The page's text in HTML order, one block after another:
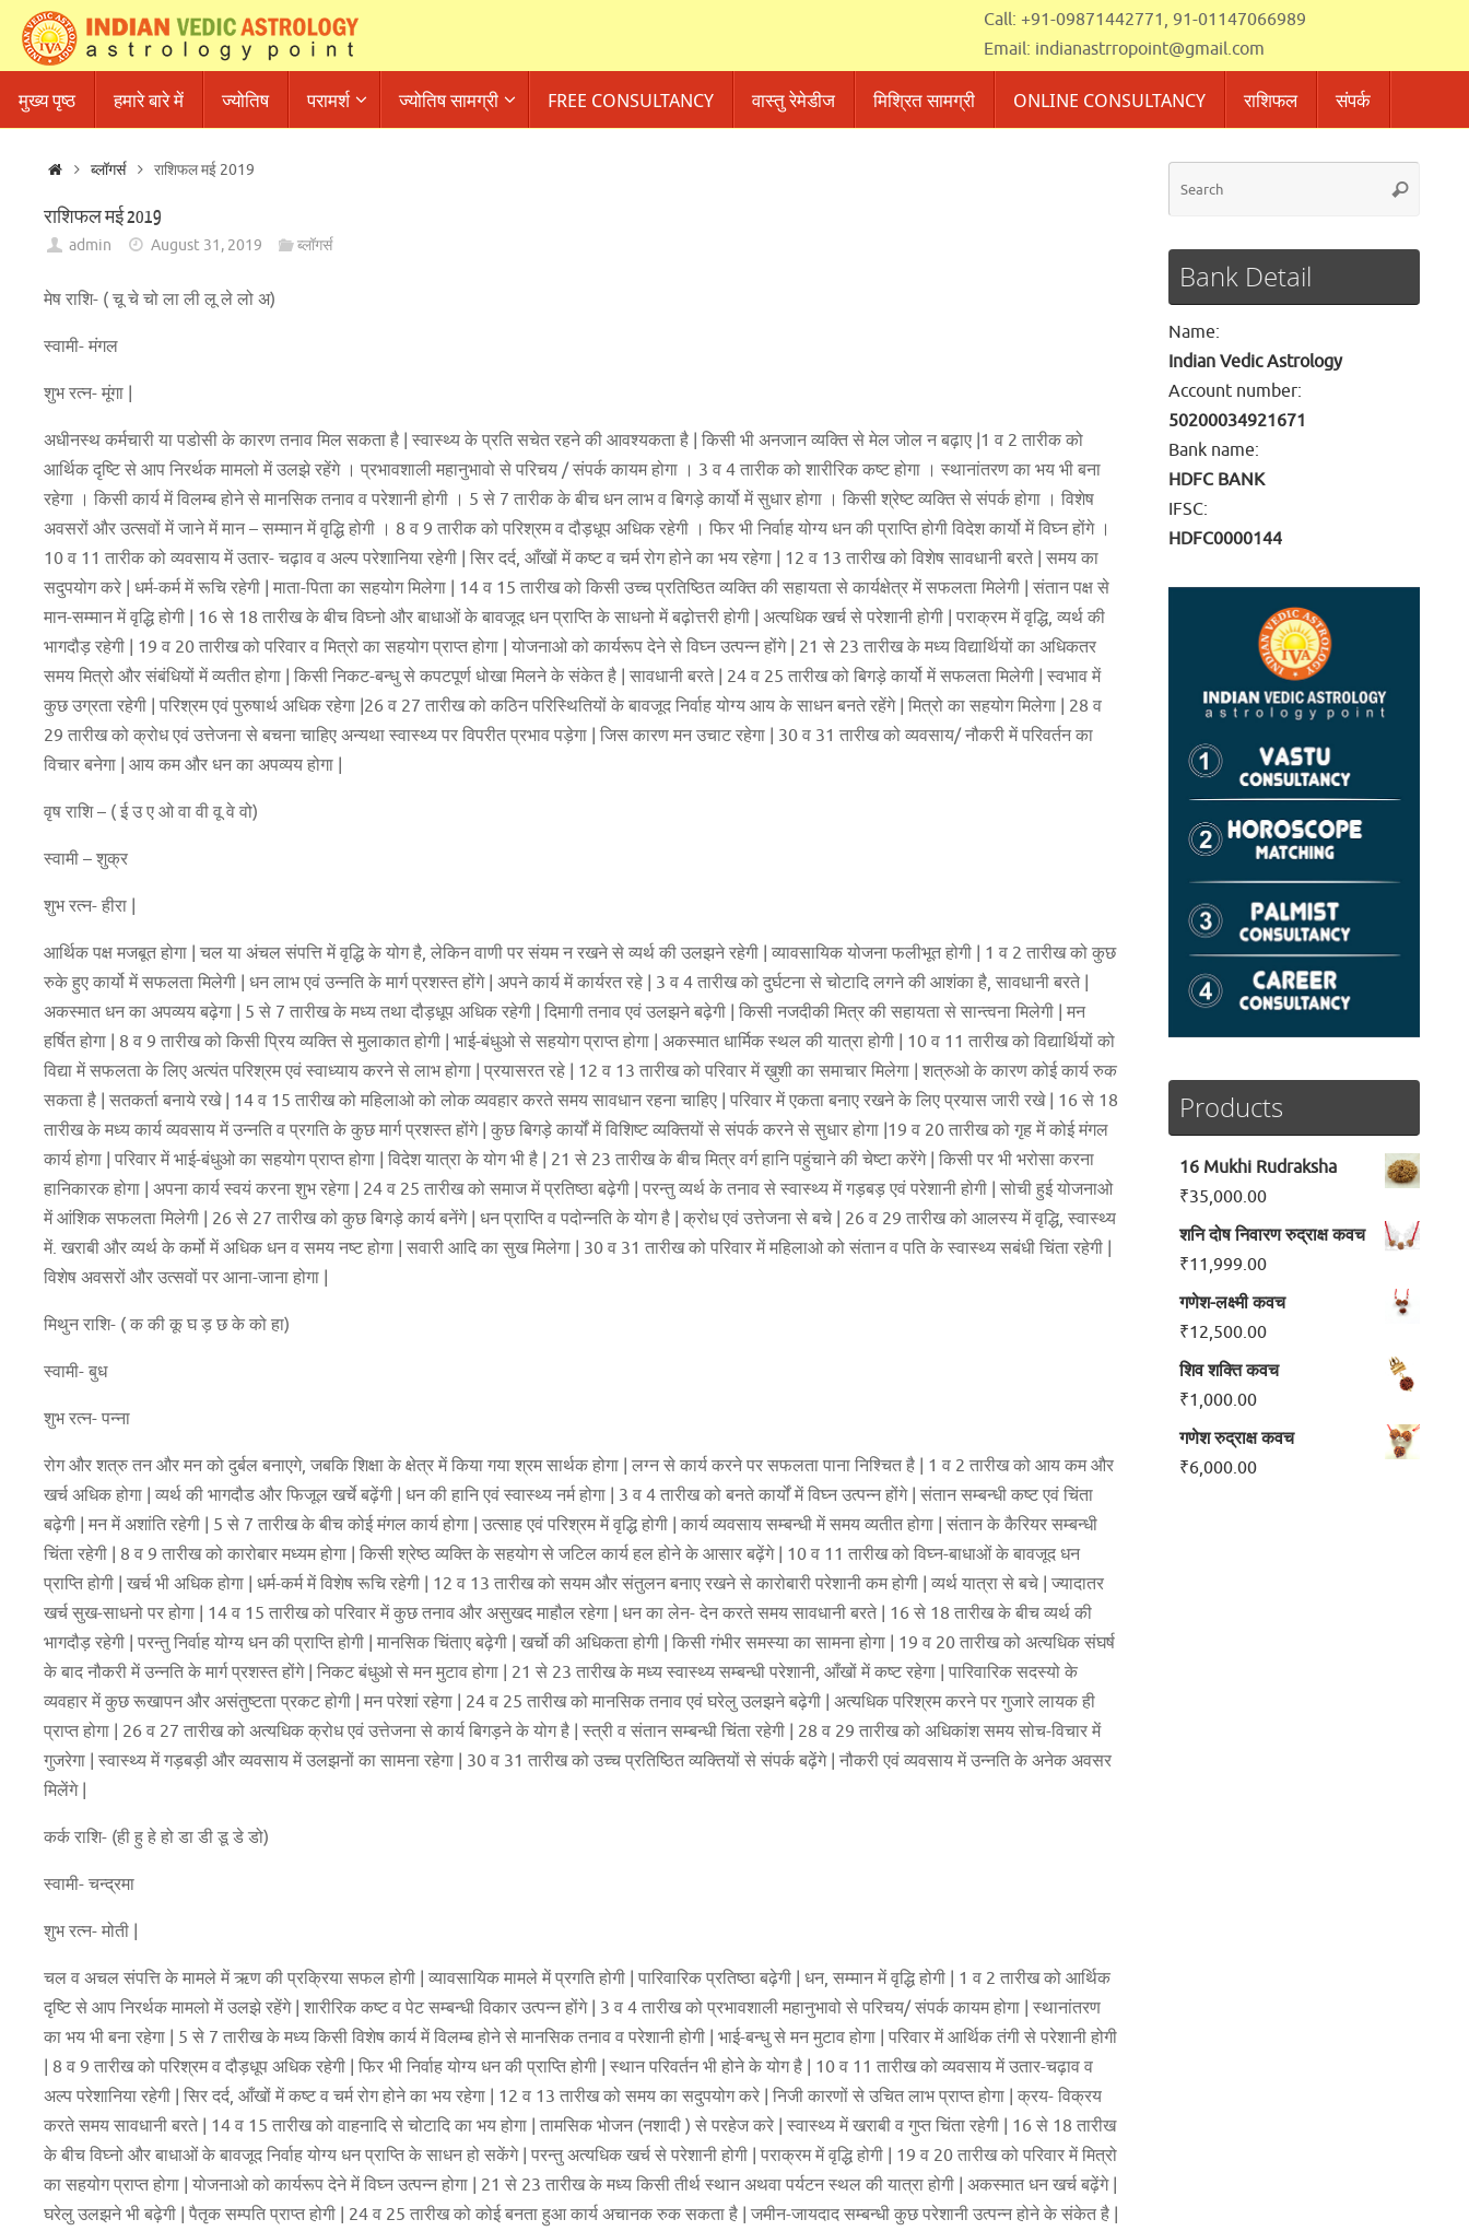
Skip
content
Call: +91-09871442771, 91-01147066989
Email: indianastrropoint@gmail.com
content
मुख्य पृष्ठ हमारे बारे में ज्योतिष परामर्श ज्योतिष सामग्री FREE CONSULTANCY वास्तु रेमेडीज मिश्रित सामग्री ONLINE CONSULTANCY राशिफल संपर्क
Homeब्लॉगर्स राशिफल मई 2019
राशिफल मई 2019
admin August 31, 2019 ब्लॉगर्स
मेष राशि- ( चू चे चो ला ली लू ले लो अ)
स्वामी- मंगल
शुभ रत्न- मूंगा |
अधीनस्थ कर्मचारी या पडोसी के कारण तनाव मिल सकता है | स्वास्थ्य के प्रति सचेत रहने की आवश्यकता है | किसी भी अनजान व्यक्ति से मेल जोल न बढ़ाए |1 व 2 तारीक को
आर्थिक दृष्टि से आप निरर्थक मामलो में उलझे रहेंगे । प्रभावशाली महानुभावो से परिचय / संपर्क कायम होगा । 3 व 4 तारीक को शारीरिक कष्ट होगा । स्थानांतरण का भय भी बना
रहेगा । किसी कार्य में विलम्ब होने से मानसिक तनाव व परेशानी होगी । 5 से 7 तारीक के बीच धन लाभ व बिगड़े कार्यो में सुधार होगा । किसी श्रेष्ट व्यक्ति से संपर्क होगा । विशेष
अवसरों और उत्सवों में जाने में मान – सम्मान में वृद्धि होगी । 8 व 9 तारीक को परिश्रम व दौड़धूप अधिक रहेगी । फिर भी निर्वाह योग्य धन की प्राप्ति होगी विदेश कार्यो में विघ्न होंगे ।
10 व 11 तारीक को व्यवसाय में उतार- चढ़ाव व अल्प परेशानिया रहेगी | सिर दर्द, आँखों में कष्ट व चर्म रोग होने का भय रहेगा | 12 व 13 तारीख को विशेष सावधानी बरते | समय का
सदुपयोग करे | धर्म-कर्म में रूचि रहेगी | माता-पिता का सहयोग मिलेगा | 14 व 15 तारीख को किसी उच्च प्रतिष्ठित व्यक्ति की सहायता से कार्यक्षेत्र में सफलता मिलेगी | संतान पक्ष से
मान-सम्मान में वृद्धि होगी | 16 से 18 तारीख के बीच विघ्नो और बाधाओं के बावजूद धन प्राप्ति के साधनो में बढ़ोत्तरी होगी | अत्यधिक खर्च से परेशानी होगी | पराक्रम में वृद्धि, व्यर्थ की
भागदौड़ रहेगी | 19 व 20 तारीख को परिवार व मित्रो का सहयोग प्राप्त होगा | योजनाओ को कार्यरूप देने से विघ्न उत्पन्न होंगे | 21 से 23 तारीख के मध्य विद्यार्थियों का अधिकतर
समय मित्रो और संबंधियों में व्यतीत होगा | किसी निकट-बन्धु से कपटपूर्ण धोखा मिलने के संकेत है | सावधानी बरते | 24 व 25 तारीख को बिगड़े कार्यो में सफलता मिलेगी | स्वभाव में
कुछ उग्रता रहेगी | परिश्रम एवं पुरुषार्थ अधिक रहेगा |26 व 27 तारीख को कठिन परिस्थितियों के बावजूद निर्वाह योग्य आय के साधन बनते रहेंगे | मित्रो का सहयोग मिलेगा | 28 व
29 तारीख को क्रोध एवं उत्तेजना से बचना चाहिए अन्यथा स्वास्थ्य पर विपरीत प्रभाव पड़ेगा | जिस कारण मन उचाट रहेगा | 30 व 31 तारीख को व्यवसाय/ नौकरी में परिवर्तन का
विचार बनेगा | आय कम और धन का अपव्यय होगा |
वृष राशि – ( ई उ ए ओ वा वी वू वे वो)
स्वामी – शुक्र
शुभ रत्न- हीरा |
आर्थिक पक्ष मजबूत होगा | चल या अंचल संपत्ति में वृद्धि के योग है, लेकिन वाणी पर संयम न रखने से व्यर्थ की उलझने रहेगी | व्यावसायिक योजना फलीभूत होगी | 1 व 2 तारीख को कुछ
रुके हुए कार्यो में सफलता मिलेगी | धन लाभ एवं उन्नति के मार्ग प्रशस्त होंगे | अपने कार्य में कार्यरत रहे | 3 व 4 तारीख को दुर्घटना से चोटादि लगने की आशंका है, सावधानी बरते |
अकस्मात धन का अपव्यय बढ़ेगा | 5 से 7 तारीख के मध्य तथा दौड़धूप अधिक रहेगी | दिमागी तनाव एवं उलझने बढ़ेगी | किसी नजदीकी मित्र की सहायता से सान्त्वना मिलेगी | मन
हर्षित होगा | 8 व 9 तारीख को किसी प्रिय व्यक्ति से मुलाकात होगी | भाई-बंधुओ से सहयोग प्राप्त होगा | अकस्मात धार्मिक स्थल की यात्रा होगी | 10 व 11 तारीख को विद्यार्थियों को
विद्या में सफलता के लिए अत्यंत परिश्रम एवं स्वाध्याय करने से लाभ होगा | प्रयासरत रहे | 12 व 13 तारीख को परिवार में ख़ुशी का समाचार मिलेगा | शत्रुओ के कारण कोई कार्य रुक
सकता है | सतकर्ता बनाये रखे | 14 व 15 तारीख को महिलाओ को लोक व्यवहार करते समय सावधान रहना चाहिए | परिवार में एकता बनाए रखने के लिए प्रयास जारी रखे | 16 से 18
तारीख के मध्य कार्य व्यवसाय में उन्नति व प्रगति के कुछ मार्ग प्रशस्त होंगे | कुछ बिगड़े कार्यों में विशिष्ट व्यक्तियों से संपर्क करने से सुधार होगा |19 व 20 तारीख को गृह में कोई मंगल
कार्य होगा | परिवार में भाई-बंधुओ का सहयोग प्राप्त होगा | विदेश यात्रा के योग भी है | 21 से 23 तारीख के बीच मित्र वर्ग हानि पहुंचाने की चेष्टा करेंगे | किसी पर भी भरोसा करना
हानिकारक होगा | अपना कार्य स्वयं करना शुभ रहेगा | 24 व 25 तारीख को समाज में प्रतिष्ठा बढ़ेगी | परन्तु व्यर्थ के तनाव से स्वास्थ्य में गड़बड़ एवं परेशानी होगी | सोची हुई योजनाओ
में आंशिक सफलता मिलेगी | 26 से 27 तारीख को कुछ बिगड़े कार्य बनेंगे | धन प्राप्ति व पदोन्नति के योग है | क्रोध एवं उत्तेजना से बचे | 26 व 29 तारीख को आलस्य में वृद्धि, स्वास्थ्य
में. खराबी और व्यर्थ के कर्मो में अधिक धन व समय नष्ट होगा | सवारी आदि का सुख मिलेगा | 30 व 31 तारीख को परिवार में महिलाओ को संतान व पति के स्वास्थ्य सबंधी चिंता रहेगी |
विशेष अवसरों और उत्सवों पर आना-जाना होगा |
मिथुन राशि- ( क की कू घ ड़ छ के को हा)
स्वामी- बुध
शुभ रत्न- पन्ना
रोग और शत्रु तन और मन को दुर्बल बनाएगे, जबकि शिक्षा के क्षेत्र में किया गया श्रम सार्थक होगा | लग्न से कार्य करने पर सफलता पाना निश्चित है | 1 व 2 तारीख को आय कम और
खर्च अधिक होगा | व्यर्थ की भागदौड और फिजूल खर्चे बढ़ेंगी | धन की हानि एवं स्वास्थ्य नर्म होगा | 3 व 4 तारीख को बनते कार्यों में विघ्न उत्पन्न होंगे | संतान सम्बन्धी कष्ट एवं चिंता
बढ़ेगी | मन में अशांति रहेगी | 5 से 7 तारीख के बीच कोई मंगल कार्य होगा | उत्साह एवं परिश्रम में वृद्धि होगी | कार्य व्यवसाय सम्बन्धी में समय व्यतीत होगा | संतान के कैरियर सम्बन्धी
चिंता रहेगी | 8 व 9 तारीख को कारोबार मध्यम होगा | किसी श्रेष्ठ व्यक्ति के सहयोग से जटिल कार्य हल होने के आसार बढ़ेंगे | 10 व 11 तारीख को विघ्न-बाधाओं के बावजूद धन
प्राप्ति होगी | खर्च भी अधिक होगा | धर्म-कर्म में विशेष रूचि रहेगी | 12 व 13 तारीख को सयम और संतुलन बनाए रखने से कारोबारी परेशानी कम होगी | व्यर्थ यात्रा से बचे | ज्यादातर
खर्च सुख-साधनो पर होगा | 14 व 15 तारीख को परिवार में कुछ तनाव और असुखद माहौल रहेगा | धन का लेन- देन करते समय सावधानी बरते | 16 से 18 तारीख के बीच व्यर्थ की
भागदौड़ रहेगी | परन्तु निर्वाह योग्य धन की प्राप्ति होगी | मानसिक चिंताए बढ़ेगी | खर्चो की अधिकता होगी | किसी गंभीर समस्या का सामना होगा | 19 व 20 तारीख को अत्यधिक संघर्ष
के बाद नौकरी में उन्नति के मार्ग प्रशस्त होंगे | निकट बंधुओ से मन मुटाव होगा | 21 से 23 तारीख के मध्य स्वास्थ्य सम्बन्धी परेशानी, आँखों में कष्ट रहेगा | पारिवारिक सदस्यो के
व्यवहार में कुछ रूखापन और असंतुष्टता प्रकट होगी | मन परेशां रहेगा | 24 व 25 तारीख को मानसिक तनाव एवं घरेलु उलझने बढ़ेगी | अत्यधिक परिश्रम करने पर गुजारे लायक ही
प्राप्त होगा | 26 व 27 तारीख को अत्यधिक क्रोध एवं उत्तेजना से कार्य बिगड़ने के योग है | स्त्री व संतान सम्बन्धी चिंता रहेगी | 28 व 29 तारीख को अधिकांश समय सोच-विचार में
गुजरेगा | स्वास्थ्य में गड़बड़ी और व्यवसाय में उलझनों का सामना रहेगा | 30 व 31 तारीख को उच्च प्रतिष्ठित व्यक्तियों से संपर्क बढ़ेंगे | नौकरी एवं व्यवसाय में उन्नति के अनेक अवसर
मिलेंगे |
कर्क राशि- (ही हु हे हो डा डी डू डे डो)
स्वामी- चन्द्रमा
शुभ रत्न- मोती |
चल व अचल संपत्ति के मामले में ऋण की प्रक्रिया सफल होगी | व्यावसायिक मामले में प्रगति होगी | पारिवारिक प्रतिष्ठा बढ़ेगी | धन, सम्मान में वृद्धि होगी | 1 व 2 तारीख को आर्थिक
दृष्टि से आप निरर्थक मामलो में उलझे रहेंगे | शारीरिक कष्ट व पेट सम्बन्धी विकार उत्पन्न होंगे | 3 व 4 तारीख को प्रभावशाली महानुभावो से परिचय/ संपर्क कायम होगा | स्थानांतरण
का भय भी बना रहेगा | 5 से 7 तारीख के मध्य किसी विशेष कार्य में विलम्ब होने से मानसिक तनाव व परेशानी होगी | भाई-बन्धु से मन मुटाव होगा | परिवार में आर्थिक तंगी से परेशानी होगी
| 8 व 9 तारीख को परिश्रम व दौड़धूप अधिक रहेगी | फिर भी निर्वाह योग्य धन की प्राप्ति होगी | स्थान परिवर्तन भी होने के योग है | 10 व 11 तारीख को व्यवसाय में उतार-चढ़ाव व
अल्प परेशानिया रहेगी | सिर दर्द, आँखों में कष्ट व चर्म रोग होने का भय रहेगा | 12 व 13 तारीख को समय का सदुपयोग करे | निजी कारणों से उचित लाभ प्राप्त होगा | क्रय- विक्रय
करते समय सावधानी बरते | 14 व 15 तारीख को वाहनादि से चोटादि का भय होगा | तामसिक भोजन (नशादी ) से परहेज करे | स्वास्थ्य में खराबी व गुप्त चिंता रहेगी | 16 से 18 तारीख
के बीच विघ्नो और बाधाओं के बावजूद निर्वाह योग्य धन प्राप्ति के साधन हो सकेंगे | परन्तु अत्यधिक खर्च से परेशानी होगी | पराक्रम में वृद्धि होगी | 19 व 20 तारीख को परिवार में मित्रो
का सहयोग प्राप्त होगा | योजनाओ को कार्यरूप देने में विघ्न उत्पन्न होगा | 21 से 23 तारीख के मध्य किसी तीर्थ स्थान अथवा पर्यटन स्थल की यात्रा होगी | अकस्मात धन खर्च बढ़ेंगे |
घरेलु उलझने भी बढ़ेगी | पैतृक सम्पति प्राप्त होगी | 24 व 25 तारीख को कोई बनता हुआ कार्य अचानक रुक सकता है | जमीन-जायदाद सम्बन्धी कुछ परेशानी उत्पन्न होने के संकेत है |
Search
Bank Detail
Name:
Indian Vedic Astrology
Account number:
50200034921671
Bank name:
HDFC BANK
IFSC:
HDFC0000144
Products
16 Mukhi Rudraksha
₹35,000.00
शनि दोष निवारण रुद्राक्ष कवच
₹11,999.00
गणेश-लक्ष्मी कवच
₹12,500.00
शिव शक्ति कवच
₹1,000.00
गणेश रुद्राक्ष कवच
₹6,000.00